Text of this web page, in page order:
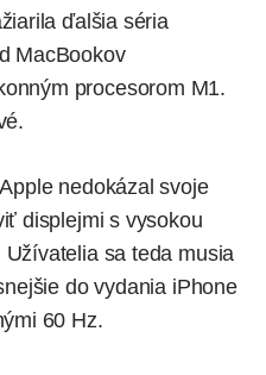
ďalšia séria
MacBookov
procesorom M1.
nedokázal svoje
displejmi s vysokou
sa teda musia
do vydania iPhone
60 Hz.